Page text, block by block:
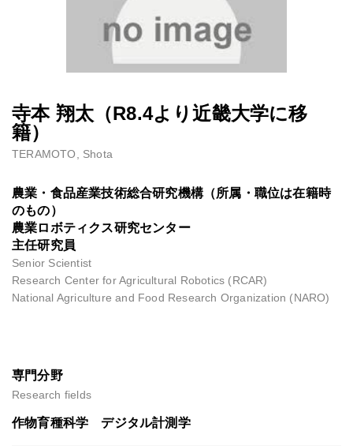
寺本 翔太（R8.4より近畿大学に移
籍）
TERAMOTO, Shota
農業・食品産業技術総合研究機構（所属・職位は在籍時
のもの）
農業ロボティクス研究センター
主任研究員
Senior Scientist
Research Center for Agricultural Robotics (RCAR)
National Agriculture and Food Research Organization (NARO)
専門分野
Research fields
作物育種科学 デジタル計測学